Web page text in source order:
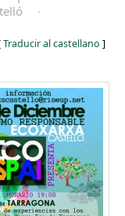
·
Traducir al castellano ]